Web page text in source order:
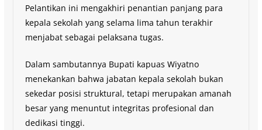
Pelantikan ini mengakhiri penantian panjang para
kepala sekolah yang selama lima tahun terakhir
menjabat sebagai pelaksana tugas.
Dalam sambutannya Bupati kapuas Wiyatno
menekankan bahwa jabatan kepala sekolah bukan
sekedar posisi struktural, tetapi merupakan amanah
besar yang menuntut integritas profesional dan
dedikasi tinggi.